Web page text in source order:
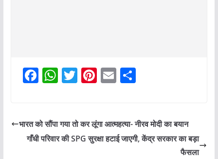
F
e
b
W
s
A
T
er
Pi
e
st
E
l
S
e
भारत को सौंपा गया तो कर लूंगा आत्महत्या- नीरव मोदी का बयान
गाँधी परिवार की SPG सुरक्षा हटाई जाएगी, केंद्र सरकार का बड़ा
फैसला